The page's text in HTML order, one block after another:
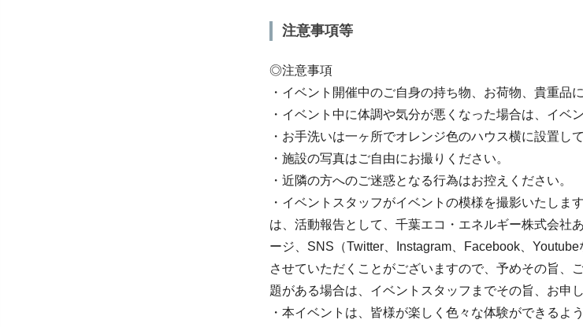
注意事項等
◎注意事項
・イベント開催中のご自身の持ち物、お荷物、貴重品
・イベント中に体調や気分が悪くなった場合は、イベ
・お手洗いは一ヶ所でオレンジ色のハウス横に設置し
・施設の写真はご自由にお撮りください。
・近隣の方へのご迷惑となる行為はお控えください。
・イベントスタッフがイベントの模様を撮影いたしま
は、活動報告として、千葉エコ・エネルギー株式会社
ージ、SNS（Twitter、Instagram、Facebook、
させていただくことがございますので、予めその旨、
題がある場合は、イベントスタッフまでその旨、お申
・本イベントは、皆様が楽しく色々な体験ができるよ